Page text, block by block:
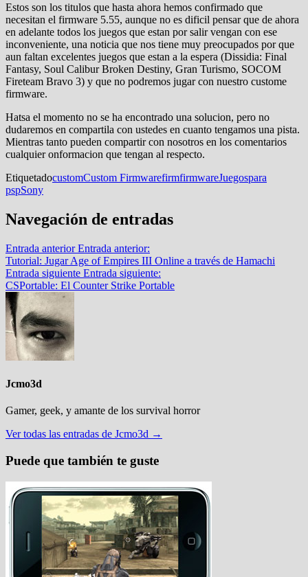
Estos son los titulos que hasta ahora hemos confirmado que
necesitan el firmware 5.55, aunque no es dificil pensar que de ahora
en adelante todos los juegos que estan por salir vengan con ese
inconveniente, una noticia que nos tiene muy preocupados por que
aun faltan excelentes juegos que estan a la espera (Dissidia: Final
Fantasy, Soul Calibur Broken Destiny, Gran Turismo, SOCOM
Fireteam Bravo 3) y que no podremos jugar con nuestro custome
firmware.
Hatsa el momento no se ha encontrado una solucion, pero no
dudaremos en compartila con ustedes en cuanto tengamos una pista.
Mientras tanto pueden compartir con nosotros en los comentarios
cualquier onformacion que tengan al respecto.
EtiquetadocustomCustom FirmwarefirmfirmwareJuegospara
pspSony
Navegación de entradas
Entrada anterior Entrada anterior:
Tutorial: Jugar Age of Empires III Online a través de Hamachi
Entrada siguiente Entrada siguiente:
CSPortable: El Counter Strike Portable
Jcmo3d
Gamer, geek, y amante de los survival horror
Ver todas las entradas de Jcmo3d →
Puede que también te guste